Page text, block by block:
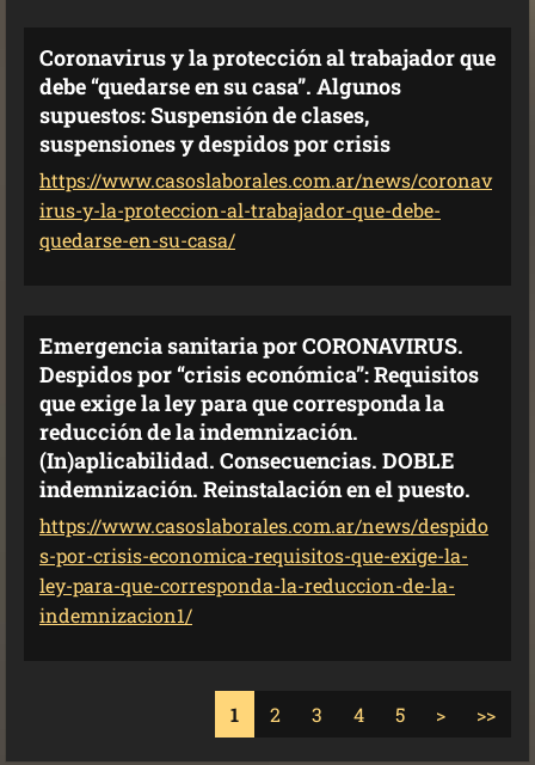
Coronavirus y la protección al trabajador que
debe “quedarse en su casa”. Algunos
supuestos: Suspensión de clases,
suspensiones y despidos por crisis
https://www.casoslaborales.com.ar/news/coronav
irus-y-la-proteccion-al-trabajador-que-debe-
quedarse-en-su-casa/
Emergencia sanitaria por CORONAVIRUS.
Despidos por “crisis económica”: Requisitos
que exige la ley para que corresponda la
reducción de la indemnización.
(In)aplicabilidad. Consecuencias. DOBLE
indemnización. Reinstalación en el puesto.
https://www.casoslaborales.com.ar/news/despido
s-por-crisis-economica-requisitos-que-exige-la-
ley-para-que-corresponda-la-reduccion-de-la-
indemnizacion1/
1 2 3 4 5 > >>